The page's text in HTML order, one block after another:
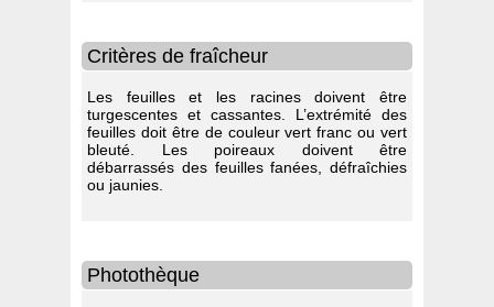
Critères de fraîcheur
Les feuilles et les racines doivent être
turgescentes et cassantes. L’extrémité des
feuilles doit être de couleur vert franc ou vert
bleuté. Les poireaux doivent être
débarrassés des feuilles fanées, défraîchies
ou jaunies.
Photothèque